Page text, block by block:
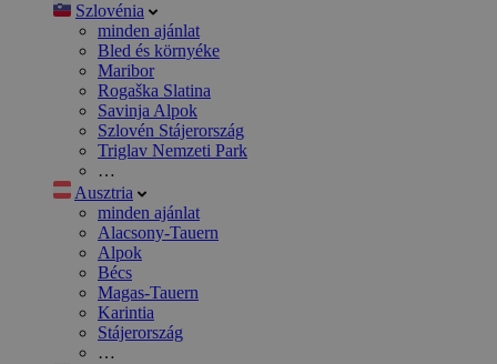
Szlovénia
minden ajánlat
Bled és környéke
Maribor
Rogaška Slatina
Savinja Alpok
Szlovén Stájerország
Triglav Nemzeti Park
…
Ausztria
minden ajánlat
Alacsony-Tauern
Alpok
Bécs
Magas-Tauern
Karintia
Stájerország
…